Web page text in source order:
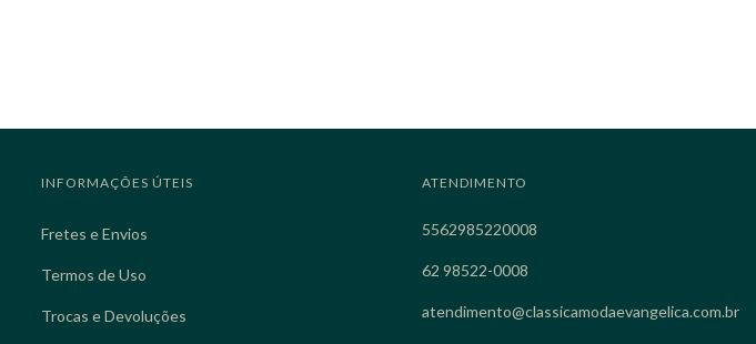
INFORMAÇÕES ÚTEIS
Fretes e Envios
Termos de Uso
Trocas e Devoluções
ATENDIMENTO
5562985220008
62 98522-0008
atendimento@classicamodaevangelica.com.br